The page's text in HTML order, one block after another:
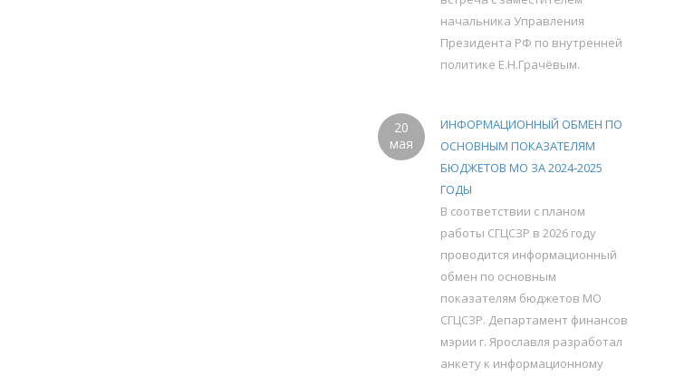
начальника Управления
Президента РФ по внутренней
политике Е.Н.Грачёвым.
20
мая
ИНФОРМАЦИОННЫЙ ОБМЕН ПО
ОСНОВНЫМ ПОКАЗАТЕЛЯМ
БЮДЖЕТОВ МО ЗА 2024-2025
ГОДЫ
В соответствии с планом
работы СГЦСЗР в 2026 году
проводится информационный
обмен по основным
показателям бюджетов МО
СГЦСЗР. Департамент финансов
мэрии г. Ярославля разработал
анкету к информационному